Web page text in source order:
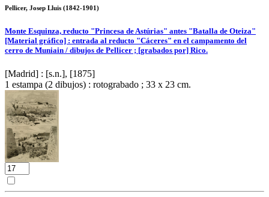
Pellicer, Josep Lluis (1842-1901)
Monte Esquinza, reducto "Princesa de Astúrias" antes "Batalla de Oteiza"
[Material gráfico] : entrada al reducto "Cáceres" en el campamento del
cerro de Muniain / dibujos de Pellicer ; [grabados por] Rico.
[Madrid] : [s.n.], [1875]
1 estampa (2 dibujos) : rotograbado ; 33 x 23 cm.